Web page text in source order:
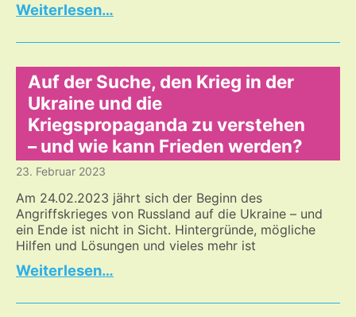
…
der
Auf der Suche, den Krieg in der
Ukraine und die
Kriegspropaganda zu verstehen
– und wie kann Frieden werden?
23. Februar 2023
Am 24.02.2023 jährt sich der Beginn des
Angriffskrieges von Russland auf die Ukraine – und
ein Ende ist nicht in Sicht. Hintergründe, mögliche
Hilfen und Lösungen und vieles mehr ist
…
Suche,